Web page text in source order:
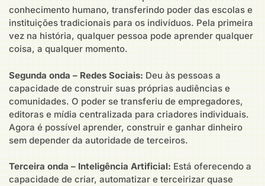
conhecimento humano, transferindo poder das escolas e
instituições tradicionais para os indivíduos. Pela primeira
vez na história, qualquer pessoa pode aprender qualquer
coisa, a qualquer momento.
Segunda onda – Redes Sociais: Deu às pessoas a
capacidade de construir suas próprias audiências e
comunidades. O poder se transferiu de empregadores,
editoras e mídia centralizada para criadores individuais.
Agora é possível aprender, construir e ganhar dinheiro
sem depender da autoridade de terceiros.
Terceira onda – Inteligência Artificial: Está oferecendo a
capacidade de criar, automatizar e terceirizar quase